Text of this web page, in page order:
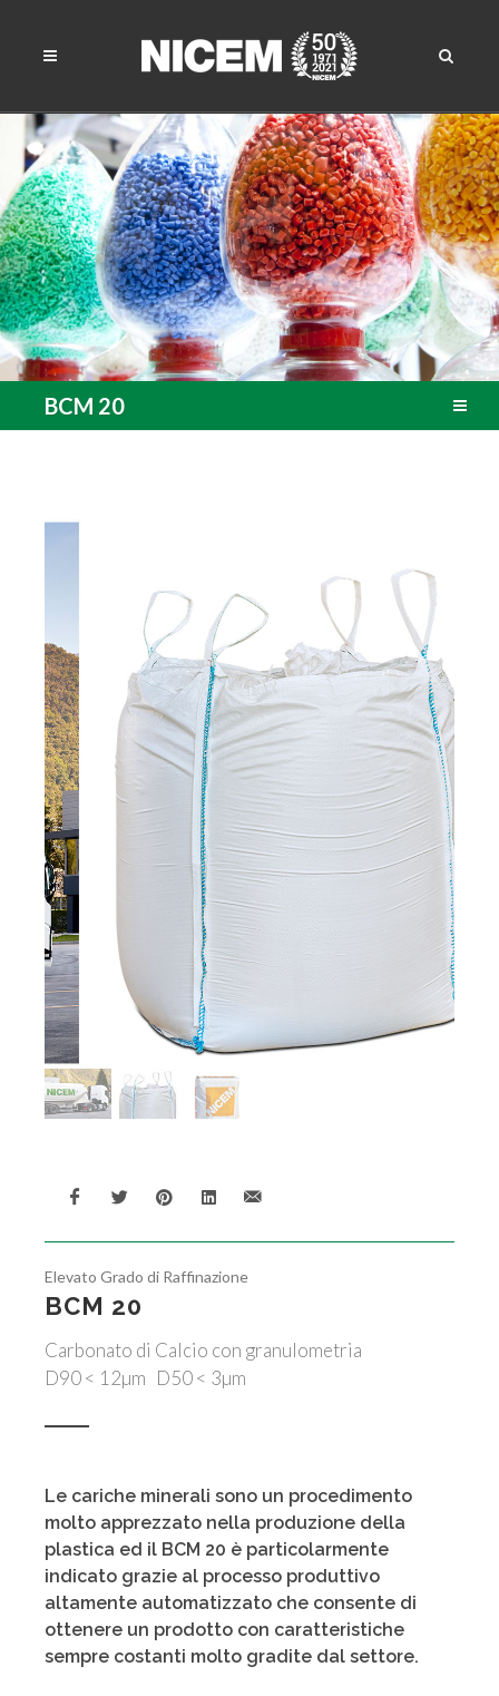
BCM 20
Elevato Grado di Raffinazione
BCM 20
Carbonato di Calcio con granulometria
D90 < 12µm D50 < 3µm
Le cariche minerali sono un procedimento
molto apprezzato nella produzione della
plastica ed il BCM 20 è particolarmente
indicato grazie al processo produttivo
altamente automatizzato che consente di
ottenere un prodotto con caratteristiche
sempre costanti molto gradite dal settore.